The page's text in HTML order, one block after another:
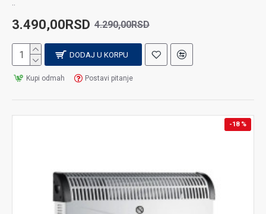
3.490,00RSD 4.290,00RSD
DODAJ U KORPU
Kupi odmah Postavi pitanje
-18 %